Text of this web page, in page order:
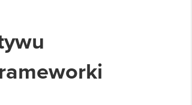
CZYM JEST FRAMEWORK MOTYWU